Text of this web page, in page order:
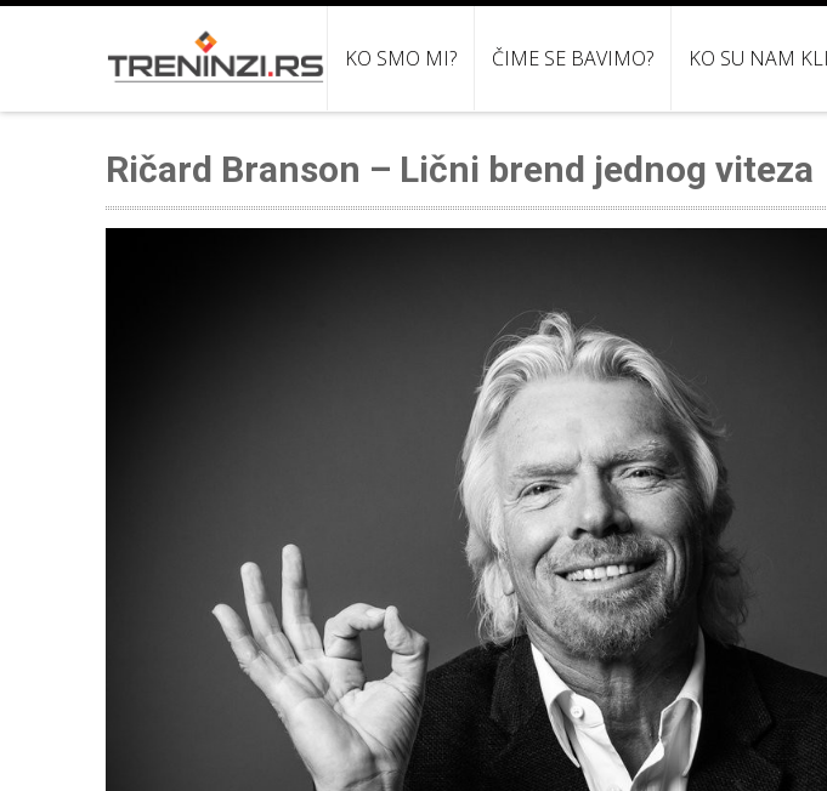
KO SMO MI? ČIME SE BAVIMO? KO SU NAM
Ričard Branson – Lični brend jednog viteza